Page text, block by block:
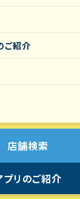
ご紹介
店舗検索
プリのご紹介